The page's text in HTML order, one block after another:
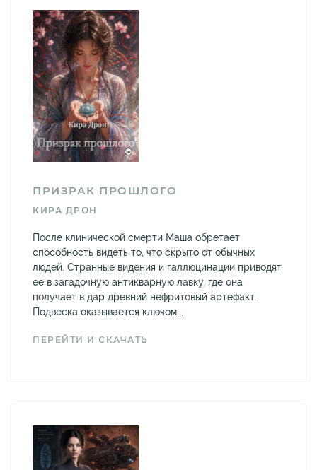
ПРИЗРАК ПРОШЛОГО
КИРА ДРОН
После клинической смерти Маша обретает
способность видеть то, что скрыто от обычных
людей. Странные видения и галлюцинации приводят
её в загадочную антикварную лавку, где она
получает в дар древний нефритовый артефакт.
Подвеска оказывается ключом...
ПЕРЕЙТИ И СКАЧАТЬ